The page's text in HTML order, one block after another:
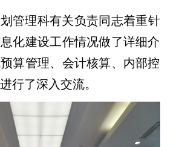
管理科有关负责同志着重针
化建设工作情况做了详细介
算管理、会计核算、内部控
行了深入交流。